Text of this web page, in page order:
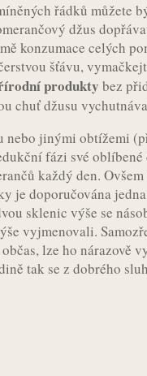
řádků můžete
džus
konzumace celých
šťávu,
produkty bez
chuť džusu
nebo jinými obtížemi
fázi své
každý den.
je doporučována
sklenic výše se
vyjmenovali.
lze ho nárazově
tak se z dobrého